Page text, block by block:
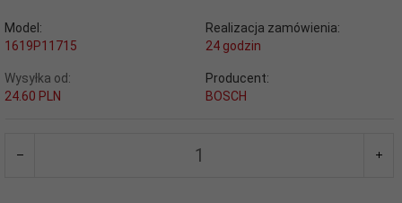
Model:
1619P11715
Realizacja zamówienia:
24 godzin
Wysyłka od:
24.60 PLN
Producent:
BOSCH